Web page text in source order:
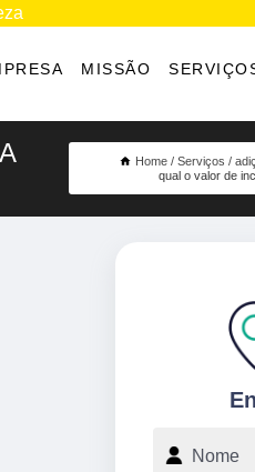
MISSÃO
Home Serviços
qual o valor de